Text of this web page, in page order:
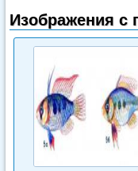
Изображения с